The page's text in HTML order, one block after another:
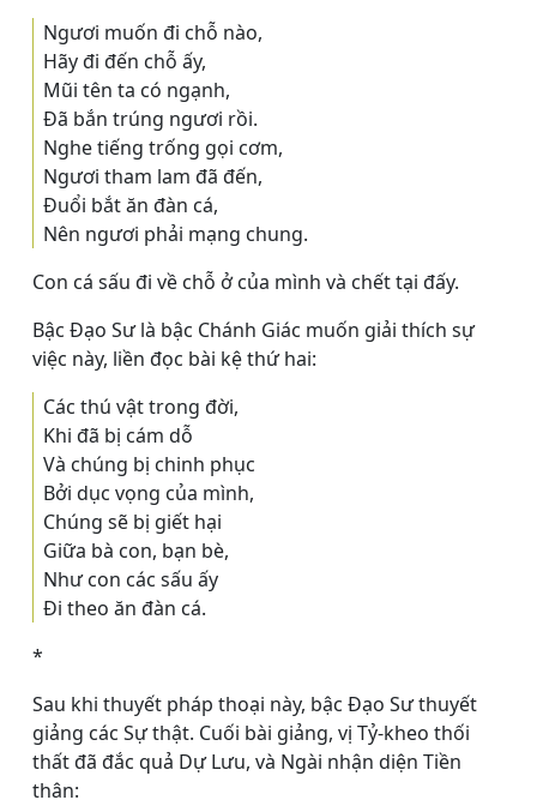
Ngươi muốn đi chỗ nào,
Hãy đi đến chỗ ấy,
Mũi tên ta có ngạnh,
Ðã bắn trúng ngươi rồi.
Nghe tiếng trống gọi cơm,
Ngươi tham lam đã đến,
Ðuổi bắt ăn đàn cá,
Nên ngươi phải mạng chung.
Con cá sấu đi về chỗ ở của mình và chết tại đấy.
Bậc Ðạo Sư là bậc Chánh Giác muốn giải thích sự
việc này, liền đọc bài kệ thứ hai:
Các thú vật trong đời,
Khi đã bị cám dỗ
Và chúng bị chinh phục
Bởi dục vọng của mình,
Chúng sẽ bị giết hại
Giữa bà con, bạn bè,
Như con các sấu ấy
Ði theo ăn đàn cá.
*
Sau khi thuyết pháp thoại này, bậc Ðạo Sư thuyết
giảng các Sự thật. Cuối bài giảng, vị Tỷ-kheo thối
thất đã đắc quả Dự Lưu, và Ngài nhận diện Tiền
thân: